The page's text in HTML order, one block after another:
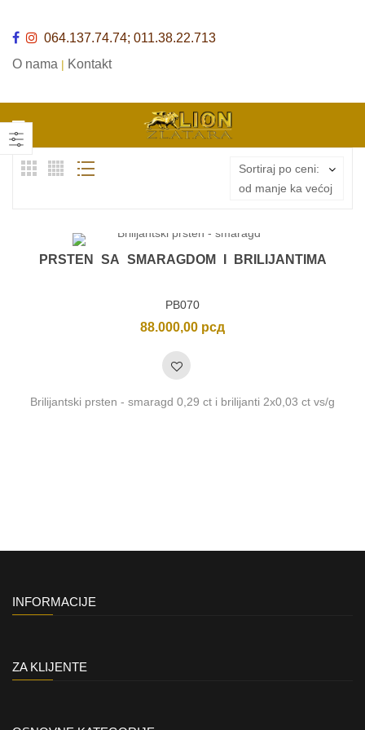
064.137.74.74; 011.38.22.713
O nama | Kontakt
Sortiraj po ceni:
od manje ka većoj
PRSTEN SA SMARAGDOM I BRILIJANTIMA
PB070
88.000,00 рсд
Brilijantski prsten - smaragd 0,29 ct i brilijanti 2x0,03 ct vs/g
INFORMACIJE
ZA KLIJENTE